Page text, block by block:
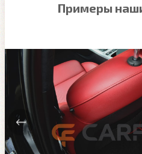
Примеры